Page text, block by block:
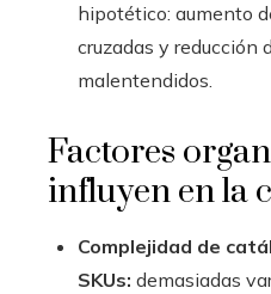
hipotético: aumento
cruzadas y reducción
malentendidos.
Factores
influyen en la
Complejidad de
SKUs: demasiadas